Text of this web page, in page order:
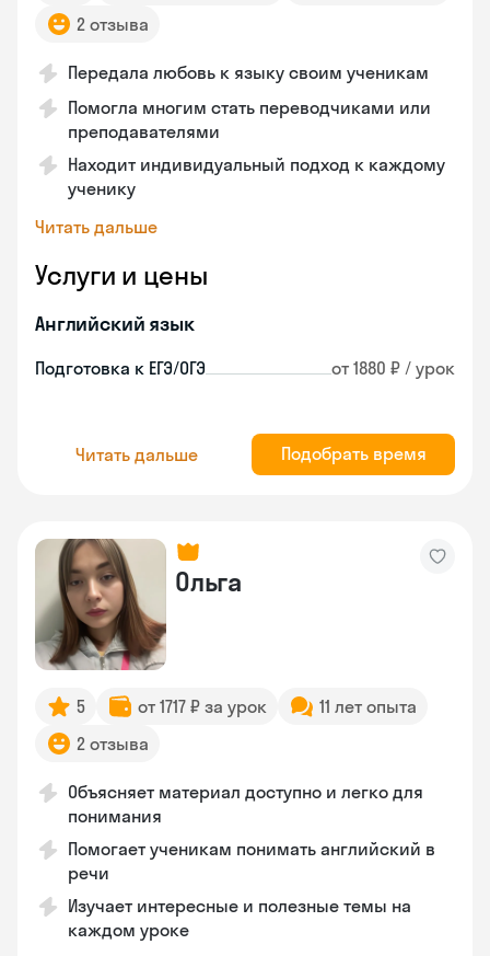
2 отзыва
Передала любовь к языку своим ученикам
Помогла многим стать переводчиками или
преподавателями
Находит индивидуальный подход к каждому
ученику
Читать дальше
Услуги и цены
Английский язык
Подготовка к ЕГЭ/ОГЭ от 1880 ₽ / урок
Читать дальше Подобрать время
Ольга
5 от 1717 ₽ за урок
11 лет опыта
2 отзыва
Объясняет материал доступно и легко для
понимания
Помогает ученикам понимать английский в
речи
Изучает интересные и полезные темы на
каждом уроке